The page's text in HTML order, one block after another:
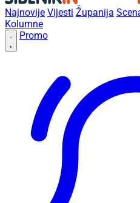
Najnovije Vijesti Županija
Kolumne
Promo